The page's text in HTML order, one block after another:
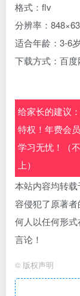
格式：flv
分辨率：
适合年龄：3-6岁
下载方式：百度
给家长的建议
特权！年费会
学习无忧！（
上）
本站内容均转
容侵犯了原著
何人以任何形
言论！
© 版权声明